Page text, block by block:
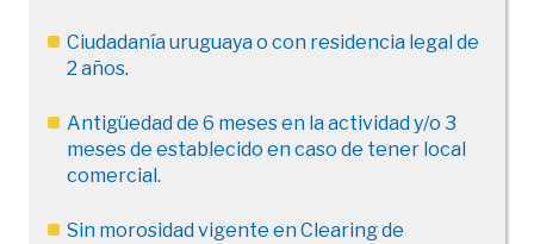
Ciudadanía uruguaya o con residencia legal de
2 años.
Antigüedad de 6 meses en la actividad y/o 3
meses de establecido en caso de tener local
comercial.
Sin morosidad vigente en Clearing de